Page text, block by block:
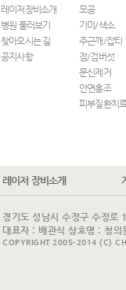
레이저장비소개
병원 둘러보기
찾아오시는 길
공지사항
모공
기미/색소
주근깨/잡티
점/검버섯
문신제거
안면홍조
피부질환치
레이저 장비소개
경기도 성남시 수정구 수정
대표자 : 배관식 상호명 : 청
COPYRIGHT 2005-2014 (C)